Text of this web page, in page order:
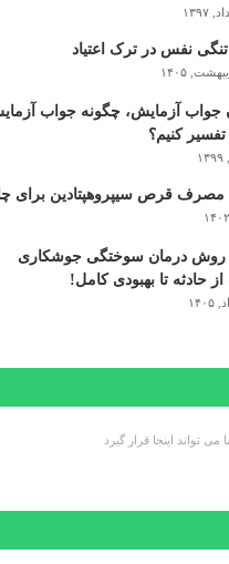
نفس در ترک اعتیاد
جواب آزمایش، چگونه جواب
کنیم؟
مصرف قرص سیپروهپتادین برای
روش درمان سوختگی جوشکاری
حادثه تا بهبودی کامل!
می تواند اینجا قرار گیرد